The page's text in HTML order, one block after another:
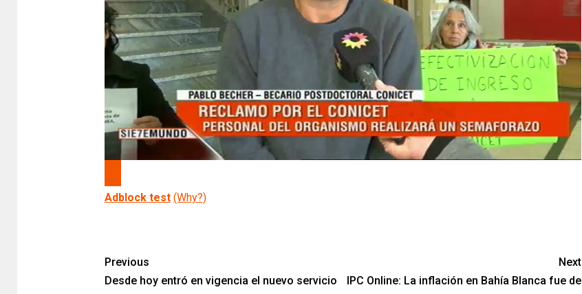
Adblock test (Why?)
Previous
Desde hoy entró en vigencia el nuevo servicio
Next
IPC Online: La inflación en Bahía Blanca fue de